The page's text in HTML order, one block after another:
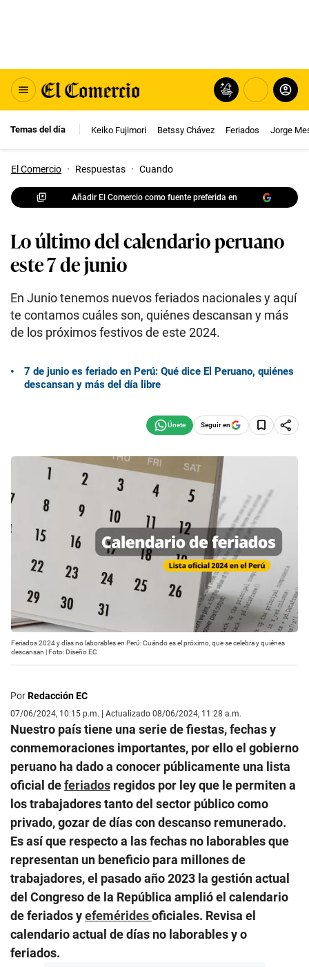
Temas del día Keiko Fujimori Betssy Chávez Feriados Jorge
El Comercio · Respuestas · Cuando
Añadir El Comercio como fuente preferida en
Lo último del calendario peruano
este 7 de junio
En Junio tenemos nuevos feriados nacionales y aquí
te contamos cuáles son, quiénes descansan y más
de los próximos festivos de este 2024.
7 de junio es feriado en Perú: Qué dice El Peruano, quiénes
descansan y más del día libre
Seguir en
Feriados 2024 y días no laborables en Perú: Cuándo es el próximo, que se celebra y quiénes
descansan | Foto: Diseño EC
PorRedacción EC
07/06/2024, 10:15 p.m. | Actualizado 08/06/2024, 11:28 a.m.
Nuestro país tiene una serie de fiestas, fechas y
conmemoraciones importantes, por ello el gobierno
peruano ha dado a conocer públicamente una lista
oficial deferiados regidos por ley que le permiten a
los trabajadores tanto del sector público como
privado, gozar de días con descanso remunerado.
Es así que respecto a las fechas no laborables que
representan un beneficio para millones de
trabajadores, el pasado año 2023 la gestión actual
del Congreso de la República amplió el calendario
de feriados yefeméridesoficiales. Revisa el
calendario actual de días no laborables y o
feriados.